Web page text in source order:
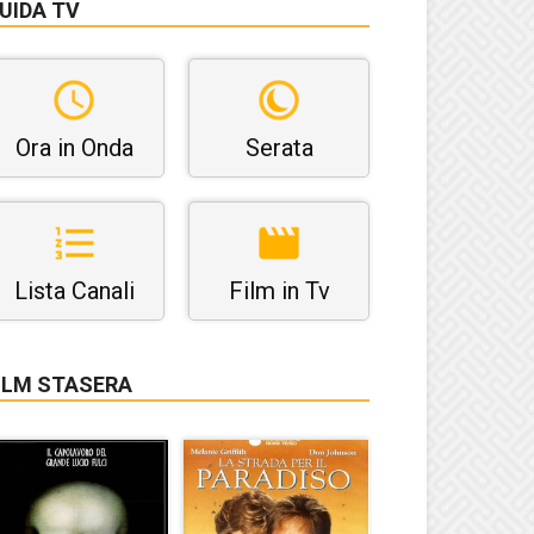
TV
Ora in Onda Serata
Lista Canali Film in Tv
STASERA